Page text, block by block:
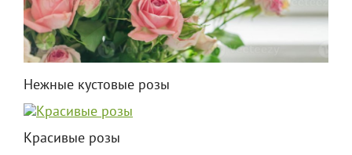
Нежные кустовые розы
Красивые розы